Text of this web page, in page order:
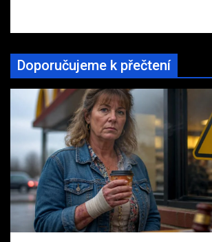
Doporučujeme k přečtení